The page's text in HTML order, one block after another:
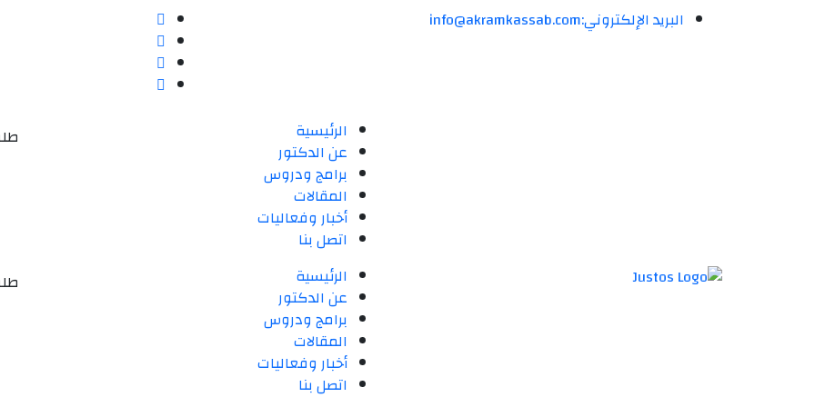
البريد الإلكتروني:info@akramkassab.com
الرئيسية
عن الدكتور
برامج ودروس
المقالات
أخبار وفعاليات
اتصل بنا
الرئيسية
عن الدكتور
برامج ودروس
المقالات
أخبار وفعاليات
اتصل بنا